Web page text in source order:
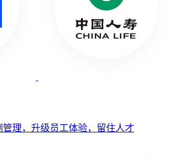
理，升级员工体验，留住人才